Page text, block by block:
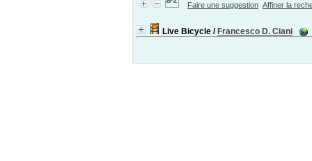
Faire une suggestion Affiner la
Live Bicycle / Francesco D. Ciani